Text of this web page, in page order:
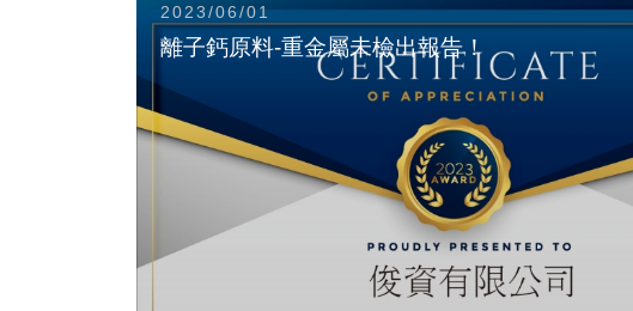
2023/06/01
離子鈣原料-重金屬未檢出報告！